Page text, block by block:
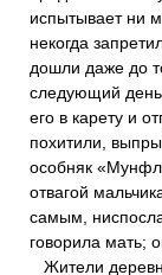
испытывает ни
некогда
дошли даже до
следующий день
его в карету и
похитили,
особняк
отвагой
самым,
говорила мать;
Жители